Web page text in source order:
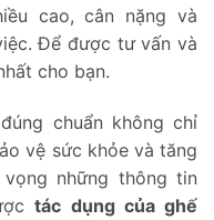
cao, cân nặng và
Để được tư vấn và
cho bạn.
chuẩn không chỉ
vệ sức khỏe và tăng
những thông tin
tác dụng của ghế